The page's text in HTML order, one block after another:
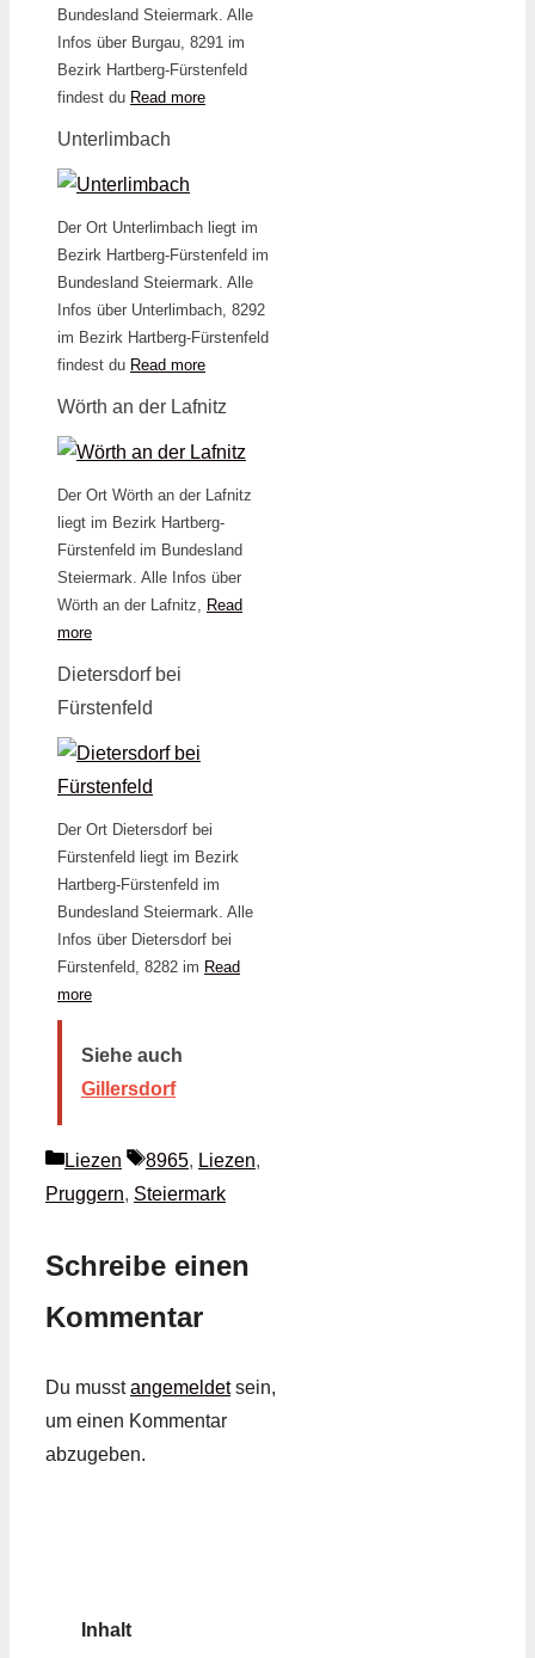
Bundesland Steiermark. Alle
Infos über Burgau, 8291 im
Bezirk Hartberg-Fürstenfeld
findest du Read more
Unterlimbach
Der Ort Unterlimbach liegt im
Bezirk Hartberg-Fürstenfeld im
Bundesland Steiermark. Alle
Infos über Unterlimbach, 8292
im Bezirk Hartberg-Fürstenfeld
findest du Read more
Wörth an der Lafnitz
Der Ort Wörth an der Lafnitz
liegt im Bezirk Hartberg-
Fürstenfeld im Bundesland
Steiermark. Alle Infos über
Wörth an der Lafnitz, Read
more
Dietersdorf bei
Fürstenfeld
Der Ort Dietersdorf bei
Fürstenfeld liegt im Bezirk
Hartberg-Fürstenfeld im
Bundesland Steiermark. Alle
Infos über Dietersdorf bei
Fürstenfeld, 8282 im Read
more
Siehe auch
Gillersdorf
Kategorien
Liezen Schlagwörter
8965, Liezen,
Pruggern, Steiermark
Schreibe einen
Kommentar
Du musstangemeldetsein,
um einen Kommentar
abzugeben.
Inhalt